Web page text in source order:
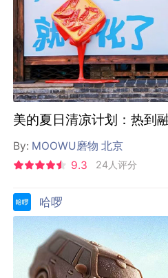
美的夏日清凉计划：热到
By: MOOWU磨物 北京
9.3
24人评分
哈啰